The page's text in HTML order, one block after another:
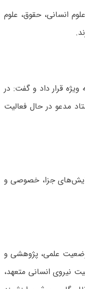
انسانی، حقوق، علوم
قرار داد و گفت: در
هشت هزار نفر دانشجو با ۲۵۰ استاد عضو هیات علمی و ۳۵۰ استاد مدعو در حال فعالیت
جزا، خصوصی و
وضعیت علمی، پژوهشی و
نیروی انسانی متعهد،